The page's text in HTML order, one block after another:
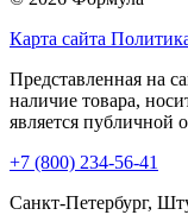
Карта сайта
Представленная на
наличие товара,
является публичной
+7 (800) 234-56-41
Санкт-Петербург,